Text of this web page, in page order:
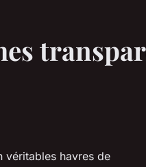
véritables havres de